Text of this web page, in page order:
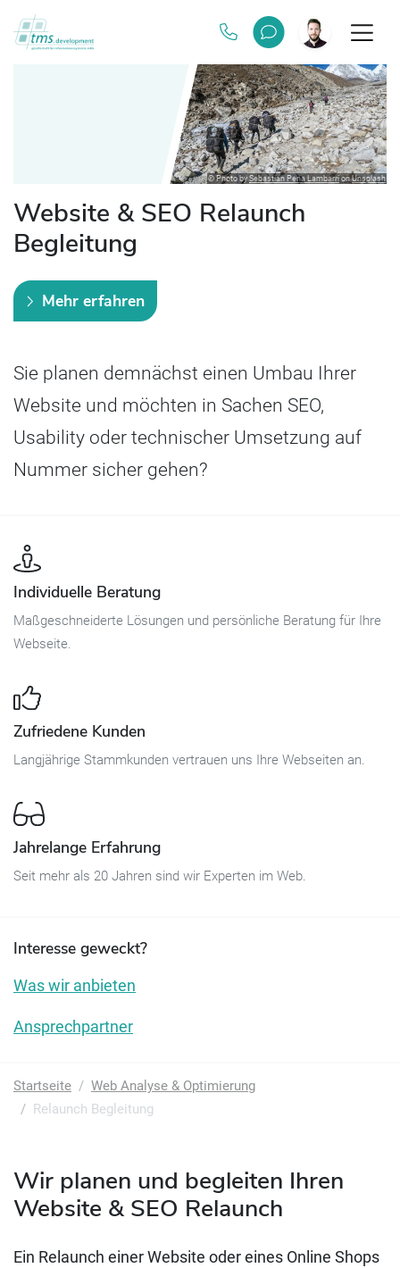
© Photo by Sebastian Pena LambarrionUnsplash
Website & SEO Relaunch
Begleitung
Mehr erfahren
Sie planen demnächst einen Umbau Ihrer
Website und möchten in Sachen SEO,
Usability oder technischer Umsetzung auf
Nummer sicher gehen?
Individuelle Beratung
Maßgeschneiderte Lösungen und persönliche Beratung für Ihre
Webseite.
Zufriedene Kunden
Langjährige Stammkunden vertrauen uns Ihre Webseiten an.
Jahrelange Erfahrung
Seit mehr als 20 Jahren sind wir Experten im Web.
Interesse geweckt?
Was wir anbieten
Ansprechpartner
Startseite
Web Analyse & Optimierung
Relaunch Begleitung
Wir planen und begleiten Ihren
Website & SEO Relaunch
Ein Relaunch einer Website oder eines Online Shops